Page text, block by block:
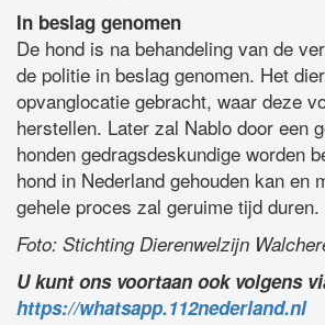
In beslag genomen
De hond is na behandeling van de
de politie in beslag genomen. Het
opvanglocatie gebracht, waar deze
herstellen. Later zal Nablo door een
honden gedragsdeskundige worden
hond in Nederland gehouden kan en
gehele proces zal geruime tijd duren.
Foto: Stichting Dierenwelzijn
U kunt ons voortaan ook volgens
https://whatsapp.112nederland.nl